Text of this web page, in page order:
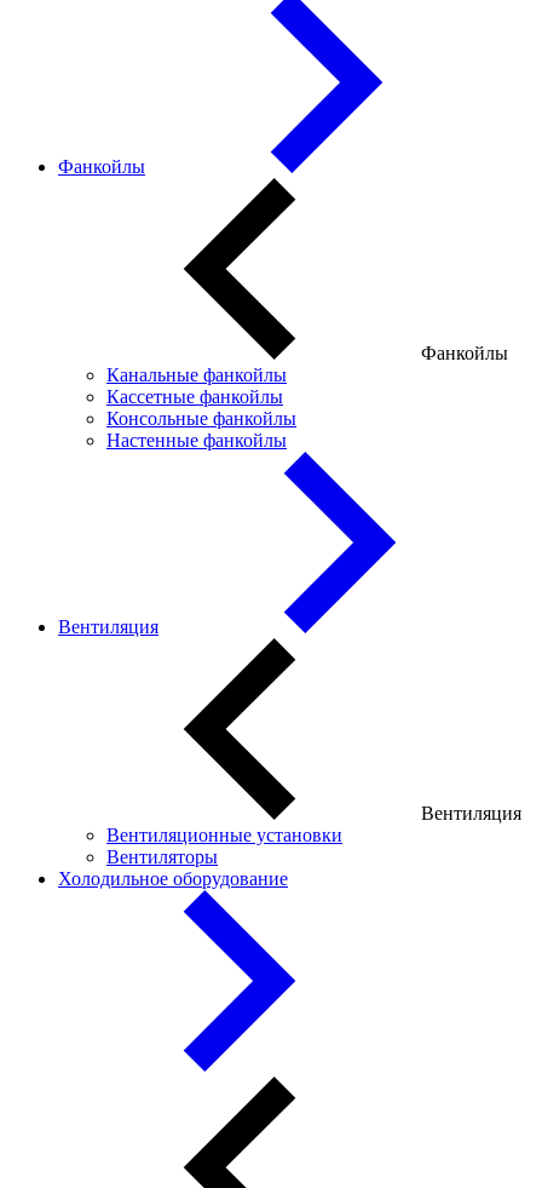
Фанкойлы
Фанкойлы
Канальные фанкойлы
Кассетные фанкойлы
Консольные фанкойлы
Настенные фанкойлы
Вентиляция
Вентиляция
Вентиляционные установки
Вентиляторы
Холодильное оборудование